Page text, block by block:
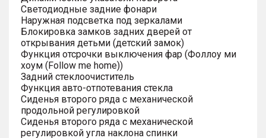
Светодиодные задние фонари
Наружная подсветка под зеркалами
Блокировка замков задних дверей от
открывания детьми (детский замок)
Функция отсрочки выключения фар (Фоллоу ми
хоум (Follow me home))
Задний стеклоочиститель
Функция авто-отпотевания стекла
Сиденья второго ряда с механической
продольной регулировкой
Сиденья второго ряда с механической
регулировкой угла наклона спинки